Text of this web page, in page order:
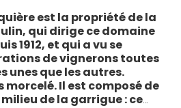
est la propriété de la
qui dirige ce domaine
1912, et qui a vu se
de vignerons toutes
unes que les autres.
morcelé. Il est composé de
de la garrigue : ce